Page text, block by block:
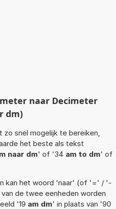
naar Decimeter
dm)
snel mogelijk te bereiken,
het beste als tekst
naar dm' of '34 am to dm' of
kan het woord 'naar' (of '=' / '-
de twee eenheden worden
'19 am dm' in plaats van '90